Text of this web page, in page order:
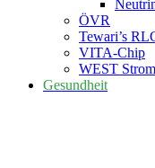
ÖVR
Tewari’s
VITA-Chip
WEST
Gesundheit